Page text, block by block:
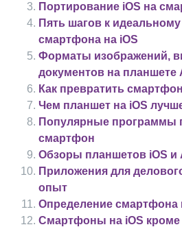
Портирование iOS на
Пять шагов к
смартфона на iOS
Форматы изображений,
документов на планшете
Как превратить
Чем планшет на iOS
Популярные программы
смартфон
Обзоры планшетов iOS и
Приложения для
опыт
Определение смартфона
Смартфоны на iOS кроме